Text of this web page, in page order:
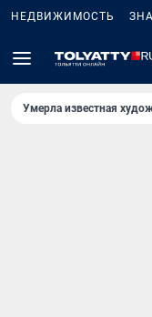
НЕДВИЖИМОСТЬ
Умерла известная